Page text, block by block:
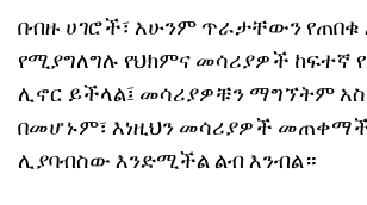
በብዙ ሀገሮች፣ አሁንም ጥራታቸውን የጠበቁ
የሚያግለግሉ የህክምና መሳሪያዎች ከፍተኛ
ሊኖር ይችላል፤ መሳሪያዎቹን ማግኘትም
በመሆኑም፣ እነዚህን መሳሪያዎች
ሊያባብስው እንድሚችል ልብ እንብል።